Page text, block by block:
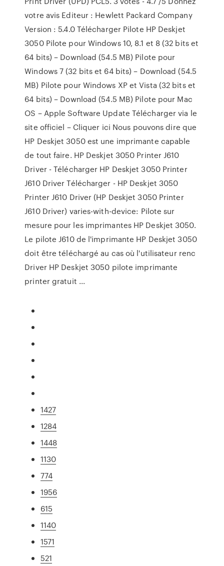
votre avis Editeur : Hewlett Packard Company
Version : 5.4.0 Télécharger Pilote HP Deskjet
3050 Pilote pour Windows 10, 8.1 et 8 (32 bits et
64 bits) – Download (54.5 MB) Pilote pour
Windows 7 (32 bits et 64 bits) – Download (54.5
MB) Pilote pour Windows XP et Vista (32 bits et
64 bits) – Download (54.5 MB) Pilote pour Mac
OS – Apple Software Update Télécharger via le
site officiel – Cliquer ici Nous pouvons dire que
HP Deskjet 3050 est une imprimante capable
de tout faire. HP Deskjet 3050 Printer J610
Driver - Télécharger HP Deskjet 3050 Printer
J610 Driver Télécharger - HP Deskjet 3050
Printer J610 Driver (HP Deskjet 3050 Printer
J610 Driver) varies-with-device: Pilote sur
mesure pour les imprimantes HP Deskjet 3050.
Le pilote J610 de l'imprimante HP Deskjet 3050
doit être téléchargé au cas où l'utilisateur renc
Driver HP Deskjet 3050 pilote imprimante
printer gratuit ...
1427
1284
1448
1130
774
1956
615
1140
1571
521